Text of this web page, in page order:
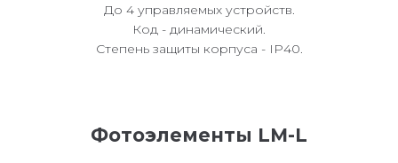
До 4 управляемых устройств.
Код - динамический.
Степень защиты корпуса - IP40.
Фотоэлементы LM-L